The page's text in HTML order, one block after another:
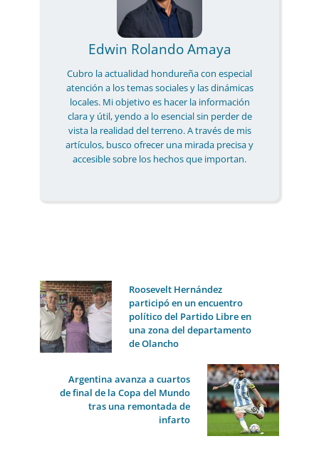
Edwin Rolando Amaya
Cubro la actualidad hondureña con especial
atención a los temas sociales y las dinámicas
locales. Mi objetivo es hacer la información
clara y útil, yendo a lo esencial sin perder de
vista la realidad del terreno. A través de mis
artículos, busco ofrecer una mirada precisa y
accesible sobre los hechos que importan.
Roosevelt Hernández
participó en un encuentro
político del Partido Libre en
una zona del departamento
de Olancho
Argentina avanza a cuartos
de final de la Copa del Mundo
tras una remontada de
infarto